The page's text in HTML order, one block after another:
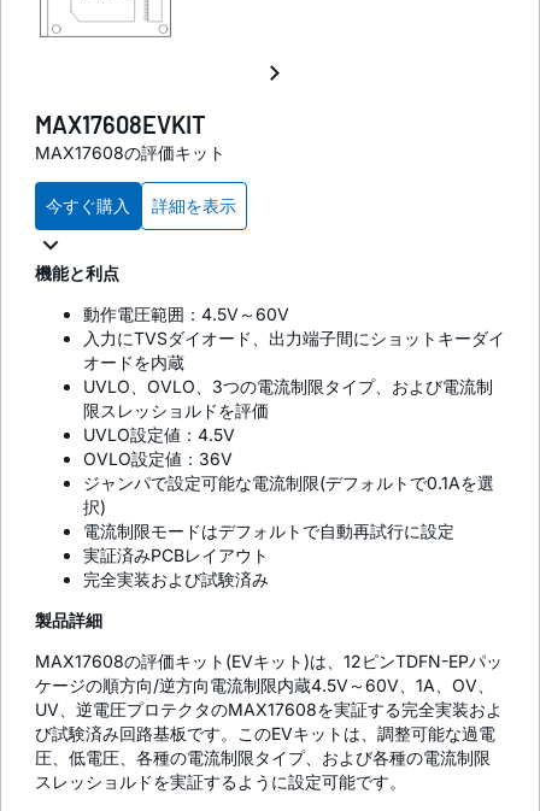
MAX17608EVKIT
MAX17608の評価キット
今すぐ購入 詳細を表示
機能と利点
動作電圧範囲：4.5V～60V
入力にTVSダイオード、出力端子間にショットキーダイ
オードを内蔵
UVLO、OVLO、3つの電流制限タイプ、および電流制
限スレッショルドを評価
UVLO設定値：4.5V
OVLO設定値：36V
ジャンパで設定可能な電流制限(デフォルトで0.1Aを選
択)
電流制限モードはデフォルトで自動再試行に設定
実証済みPCBレイアウト
完全実装および試験済み
製品詳細
MAX17608の評価キット(EVキット)は、12ピンTDFN-EPパッ
ケージの順方向/逆方向電流制限内蔵4.5V～60V、1A、OV、
UV、逆電圧プロテクタのMAX17608を実証する完全実装およ
び試験済み回路基板です。このEVキットは、調整可能な過電
圧、低電圧、各種の電流制限タイプ、および各種の電流制限
スレッショルドを実証するように設定可能です。